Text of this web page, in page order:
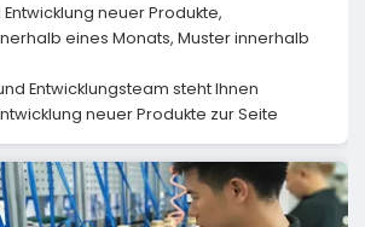
neuer Produkte,
eines Monats, Muster innerhalb
Entwicklungsteam steht Ihnen
neuer Produkte zur Seite